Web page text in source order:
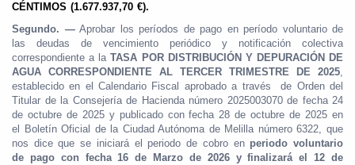
CÉNTIMOS (1.677.937,70 €).
Segundo. —Aprobar los períodos de pago en período voluntario de
las deudas de vencimiento periódico y notificación colectiva
correspondiente a laTASA POR DISTRIBUCIÓN Y DEPURACIÓN DE
AGUA CORRESPONDIENTE AL TERCER TRIMESTRE DE 2025,
establecido en el Calendario Fiscal aprobado a través de Orden del
Titular de la Consejería de Hacienda número 2025003070 de fecha 24
de octubre de 2025 y publicado con fecha 28 de octubre de 2025 en
el Boletín Oficial de la Ciudad Autónoma de Melilla número 6322, que
nos dice que se iniciará el periodo de cobro en periodo voluntario
de pago con fecha 16 de Marzo de 2026 y finalizará el 12 de